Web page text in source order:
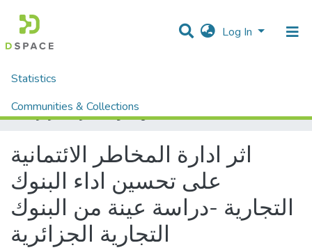
Log In
Statistics
Communities & Collections
Home
اثر ادارة المخاطر الائتمانية على تحسين اداء البنوك التجارية -دراسة عينة من البنوك التجارية الجزائرية
اثر ادارة المخاطر الائتمانية
على تحسين اداء البنوك
التجارية -دراسة عينة من البنوك
التجارية الجزائرية